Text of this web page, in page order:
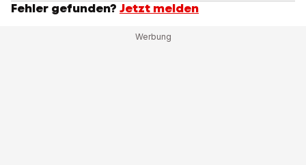
Fehler gefunden? Jetzt melden